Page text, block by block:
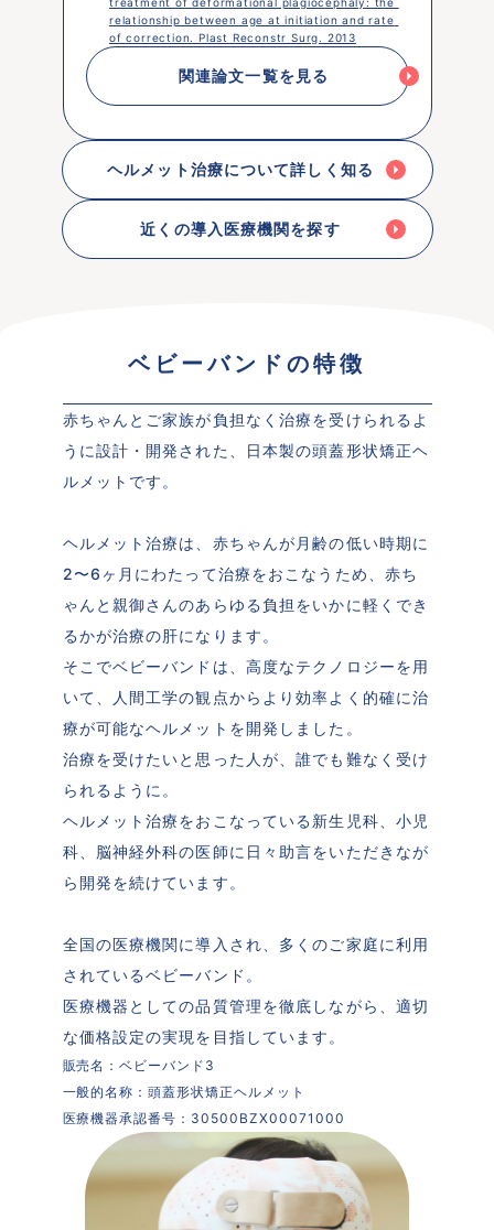
relationship between age at initiation and rate
of correction. Plast Reconstr Surg. 2013
関連論文一覧を見る
ヘルメット治療について詳しく知る
近くの導入医療機関を探す
ベビーバンドの特徴
赤ちゃんとご家族が負担なく治療を受けられるよ
うに設計・開発された、日本製の頭蓋形状矯正ヘ
ルメットです。
ヘルメット治療は、赤ちゃんが月齢の低い時期に
2〜6ヶ月にわたって治療をおこなうため、赤ち
ゃんと親御さんのあらゆる負担をいかに軽くでき
るかが治療の肝になります。
そこでベビーバンドは、高度なテクノロジーを用
いて、人間工学の観点からより効率よく的確に治
療が可能なヘルメットを開発しました。
治療を受けたいと思った人が、誰でも難なく受け
られるように。
ヘルメット治療をおこなっている新生児科、小児
科、脳神経外科の医師に日々助言をいただきなが
ら開発を続けています。
全国の医療機関に導入され、多くのご家庭に利用
されているベビーバンド。
医療機器としての品質管理を徹底しながら、適切
な価格設定の実現を目指しています。
販売名：ベビーバンド3
一般的名称：頭蓋形状矯正ヘルメット
医療機器承認番号：30500BZX00071000